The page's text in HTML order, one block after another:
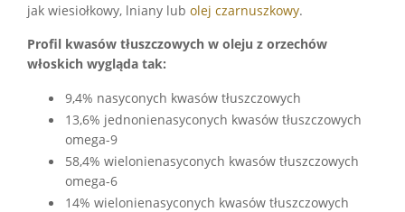
jak wiesiołkowy, lniany lub olej czarnuszkowy.
Profil kwasów tłuszczowych w oleju z orzechów
włoskich wygląda tak:
9,4% nasyconych kwasów tłuszczowych
13,6% jednonienasyconych kwasów tłuszczowych
omega-9
58,4% wielonienasyconych kwasów tłuszczowych
omega-6
14% wielonienasyconych kwasów tłuszczowych